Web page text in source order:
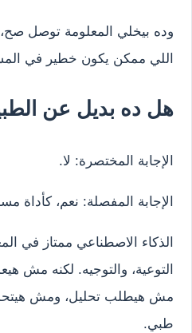
وده بيخلي المعلومة توصل
اللي ممكن يكون خطير في
هل ده بديل عن
الإجابة المختصرة: لا.
الإجابة المفصلة: نعم، كأداة
الذكاء الاصطناعي ممتاز في
التوعية، والتوجيه. لكنه مش
مش هيطلب تحليل، ومش
طبي.